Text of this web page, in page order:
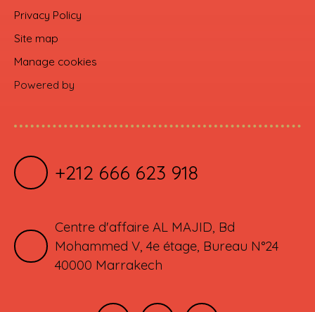
Privacy Policy
Site map
Manage cookies
Powered by
+212 666 623 918
Centre d'affaire AL MAJID, Bd
Mohammed V, 4e étage, Bureau N°24
40000 Marrakech